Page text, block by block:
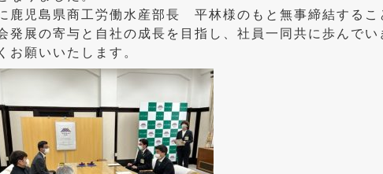
鹿児島県商工労働水産部長 平林様のもと無事締結するこ
展の寄与と自社の成長を目指し、社員一同共に歩んでい
願いいたします。